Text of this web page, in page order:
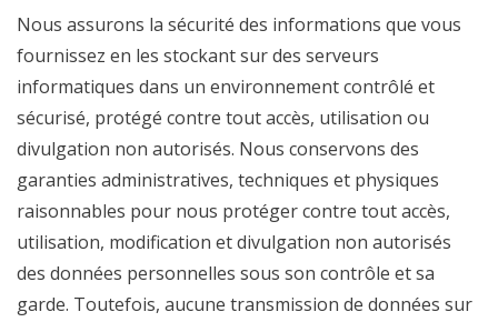
Nous assurons la sécurité des informations que vous
fournissez en les stockant sur des serveurs
informatiques dans un environnement contrôlé et
sécurisé, protégé contre tout accès, utilisation ou
divulgation non autorisés. Nous conservons des
garanties administratives, techniques et physiques
raisonnables pour nous protéger contre tout accès,
utilisation, modification et divulgation non autorisés
des données personnelles sous son contrôle et sa
garde. Toutefois, aucune transmission de données sur